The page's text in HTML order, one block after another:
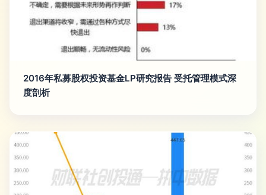
2016年私募股权投资基金LP研究报告 受托管理模式深
度剖析